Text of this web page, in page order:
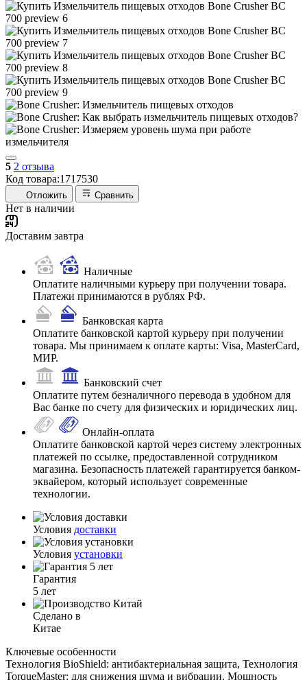
5 2 отзыва
Код товара:1717530
Отложить Сравнить
Нет в наличии
Доставим завтра
Наличные
Оплатите наличными курьеру при получении товара.
Платежи принимаются в рублях РФ.
Банковская карта
Оплатите банковской картой курьеру при получении
товара. Мы принимаем к оплате карты: Visa, MasterCard,
МИР.
Банковский счет
Оплатите путем безналичного перевода в удобном для
Вас банке по счету для физических и юридических лиц.
Онлайн-оплата
Оплатите банковской картой через систему электронных
платежей по ссылке, предоставленной сотрудником
магазина. Безопасность платежей гарантируется банком-
эквайером, который использует современные
технологии.
Условия доставки
Условия установки
Гарантия
5 лет
Сделано в
Китае
Ключевые особенности
Технология BioShield: антибактериальная защита, Технология
TorqueMaster: для снижения шума и вибрации, Мощность